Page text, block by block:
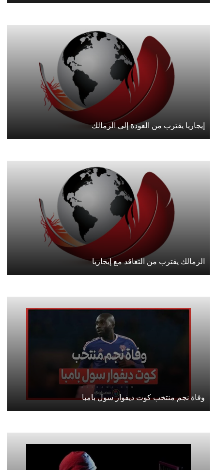
إيجاريا يقترب من العودة إلى الزمالك
الزمالك يقترب من التعاقد مع إيجاريا
وفاة نجم منتخب كوت ديفوار سول بامبا